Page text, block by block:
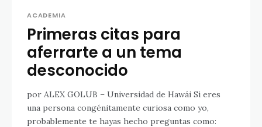
ACADEMIA
Primeras citas para
aferrarte a un tema
desconocido
por ALEX GOLUB – Universidad de Hawái Si eres
una persona congénitamente curiosa como yo,
probablemente te hayas hecho preguntas como: